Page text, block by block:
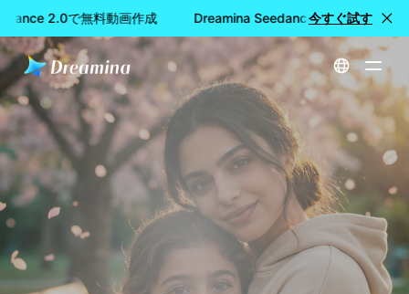
2.0で無料動画作成 Dreamina Seedance 2.0で無料動画
今すぐ試す
ホーム